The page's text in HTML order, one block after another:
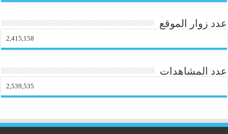
عدد زوار الموقع
2,415,158
عدد المشاهدات
2,539,535